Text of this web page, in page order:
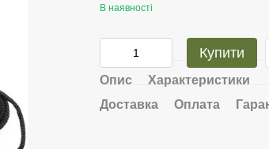
В наявності
Купити
Опис
Характеристики
Доставка
Оплата